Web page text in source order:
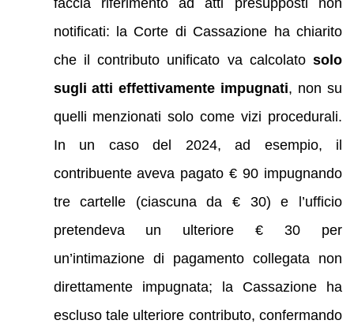
faccia riferimento ad atti presupposti non
notificati: la Corte di Cassazione ha chiarito
che il contributo unificato va calcolato solo
sugli atti effettivamente impugnati, non su
quelli menzionati solo come vizi procedurali.
In un caso del 2024, ad esempio, il
contribuente aveva pagato € 90 impugnando
tre cartelle (ciascuna da € 30) e l’ufficio
pretendeva un ulteriore € 30 per
un’intimazione di pagamento collegata non
direttamente impugnata; la Cassazione ha
escluso tale ulteriore contributo, confermando